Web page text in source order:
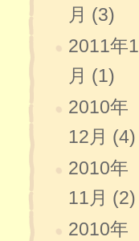
月 (3)
2011年1
月 (1)
2010年
12月 (4)
2010年
11月 (2)
2010年